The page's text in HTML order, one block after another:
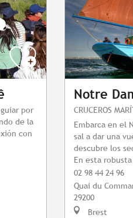
por
de la
con
Notre
CRUCEROS
Embarca en el
sal a dar una
descubre los
En esta
02 98 44 24 96
Quai du
29200
Brest